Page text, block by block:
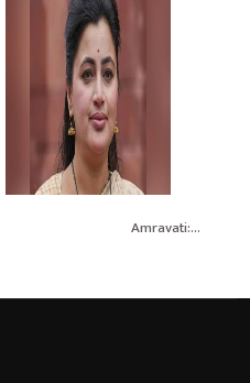
                                    Amravati: